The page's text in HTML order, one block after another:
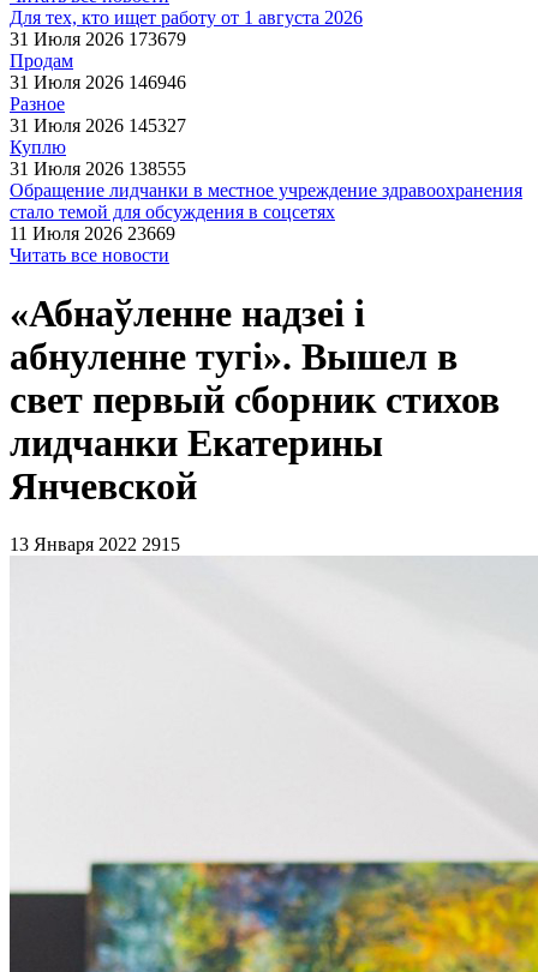
Для тех, кто ищет работу от 1 августа 2026
31 Июля 2026 173679
Продам
31 Июля 2026 146946
Разное
31 Июля 2026 145327
Куплю
31 Июля 2026 138555
Обращение лидчанки в местное учреждение здравоохранения
стало темой для обсуждения в соцсетях
11 Июля 2026 23669
Читать все новости
«Абнаўленне надзеi i
абнуленне тугi». Вышел в
свет первый сборник стихов
лидчанки Екатерины
Янчевской
13 Января 2022 2915